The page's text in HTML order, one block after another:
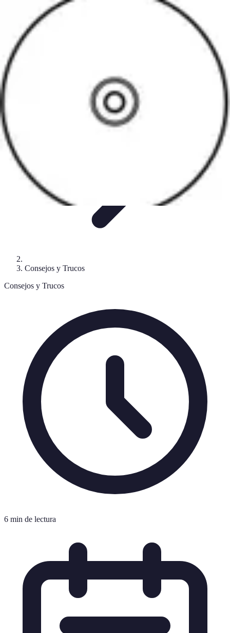
Software Fácil
Selección de Software
Integración de Software
TutorialesGuías Prácticas
Consejos y Trucos
Consejos y Trucos
6 min de lectura